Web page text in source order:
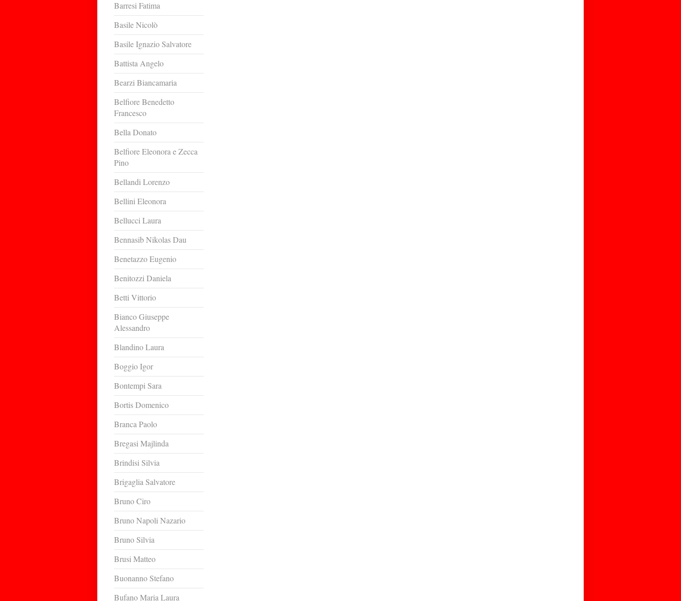
Barresi Fatima
Basile Nicolò
Basile Ignazio Salvatore
Battista Angelo
Bearzi Biancamaria
Belfiore Benedetto
Francesco
Bella Donato
Belfiore Eleonora e Zecca
Pino
Bellandi Lorenzo
Bellini Eleonora
Bellucci Laura
Bennasib Nikolas Dau
Benetazzo Eugenio
Benitozzi Daniela
Betti Vittorio
Bianco Giuseppe
Alessandro
Blandino Laura
Boggio Igor
Bontempi Sara
Bortis Domenico
Branca Paolo
Bregasi Majlinda
Brindisi Silvia
Brigaglia Salvatore
Bruno Ciro
Bruno Napoli Nazario
Bruno Silvia
Brusi Matteo
Buonanno Stefano
Bufano Maria Laura